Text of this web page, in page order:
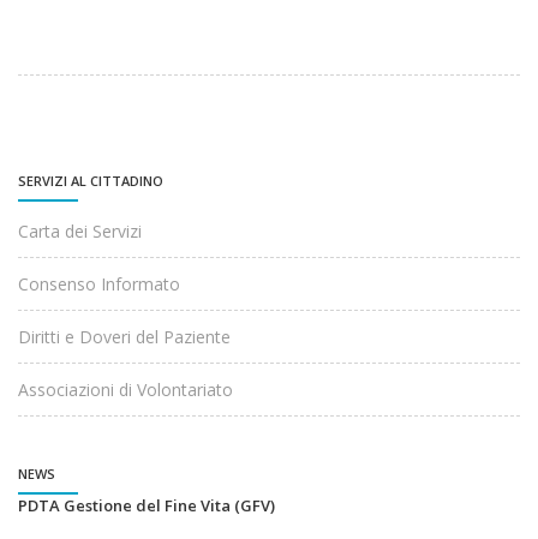
SERVIZI AL CITTADINO
Carta dei Servizi
Consenso Informato
Diritti e Doveri del Paziente
Associazioni di Volontariato
NEWS
PDTA Gestione del Fine Vita (GFV)